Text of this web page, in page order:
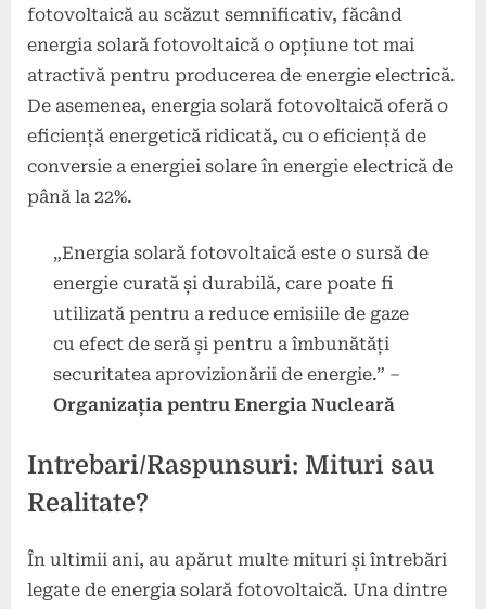
fotovoltaică au scăzut semnificativ, făcând
energia solară fotovoltaică o opțiune tot mai
atractivă pentru producerea de energie electrică.
De asemenea, energia solară fotovoltaică oferă o
eficiență energetică ridicată, cu o eficiență de
conversie a energiei solare în energie electrică de
până la 22%.
„Energia solară fotovoltaică este o sursă de
energie curată și durabilă, care poate fi
utilizată pentru a reduce emisiile de gaze
cu efect de seră și pentru a îmbunătăți
securitatea aprovizionării de energie.” –
Organizația pentru Energia Nucleară
Intrebari/Raspunsuri: Mituri sau
Realitate?
În ultimii ani, au apărut multe mituri și întrebări
legate de energia solară fotovoltaică. Una dintre